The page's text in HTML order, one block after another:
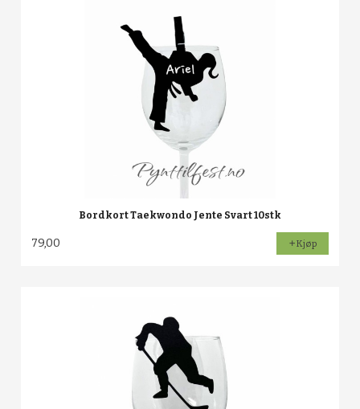
Bordkort Taekwondo Jente Svart 10stk
79,00 Kjøp